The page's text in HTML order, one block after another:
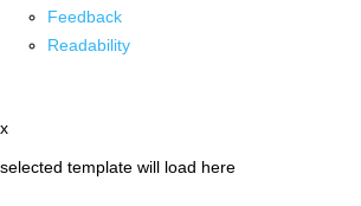
Feedback
Readability
x
selected template will load here